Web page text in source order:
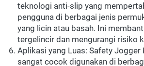
teknologi anti-slip yang
pengguna di berbagai jenis
yang licin atau basah. Ini
tergelincir dan mengurangi risiko
Aplikasi yang Luas: Safety Jogger
sangat cocok digunakan di